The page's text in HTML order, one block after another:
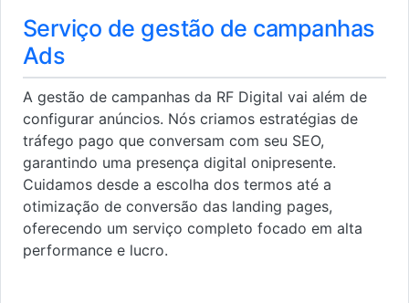
Serviço de gestão de campanhas
Ads
A gestão de campanhas da RF Digital vai além de
configurar anúncios. Nós criamos estratégias de
tráfego pago que conversam com seu SEO,
garantindo uma presença digital onipresente.
Cuidamos desde a escolha dos termos até a
otimização de conversão das landing pages,
oferecendo um serviço completo focado em alta
performance e lucro.